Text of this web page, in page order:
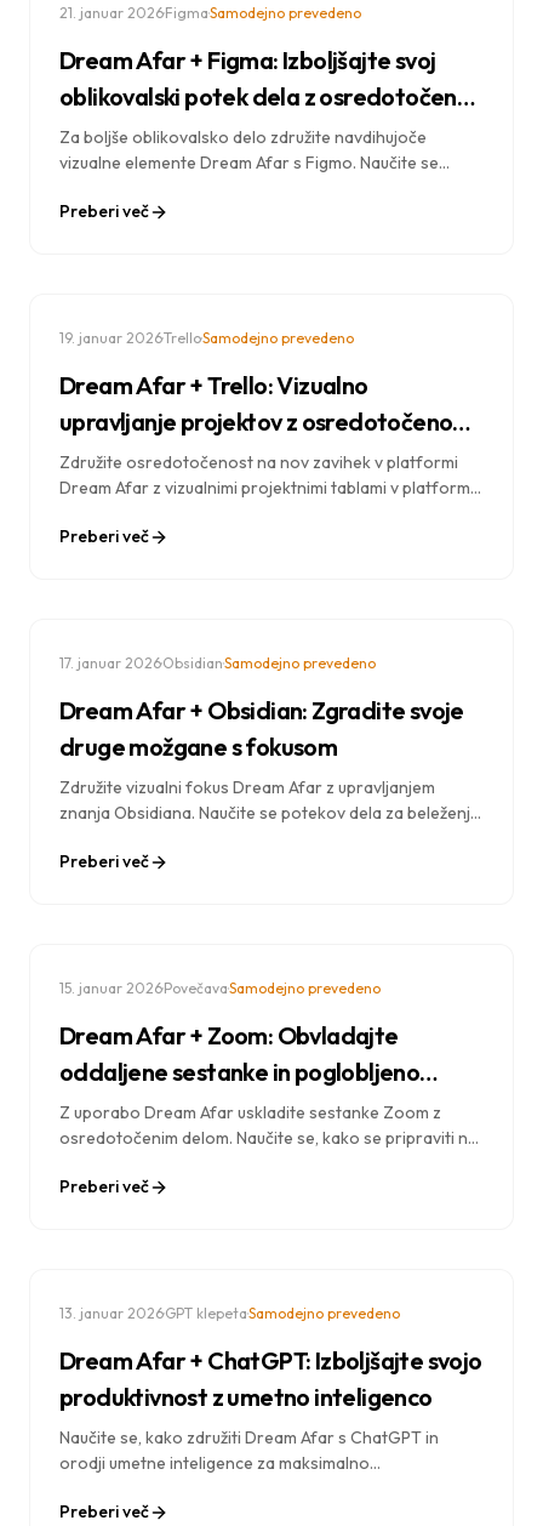
21. januar 2026·Figma·Samodejno prevedeno
Dream Afar + Figma: Izboljšajte svoj
oblikovalski potek dela z osredotočeno
ustvarjalnostjo
Za boljše oblikovalsko delo združite navdihujoče
vizualne elemente Dream Afar s Figmo. Naučite se
oblikovalski navdih in produktivne oblikovalske seje.
Preberi več
19. januar 2026·Trello·Samodejno prevedeno
Dream Afar + Trello: Vizualno
upravljanje projektov z osredotočeno
izvedbo
Združite osredotočenost na nov zavihek v platformi
Dream Afar z vizualnimi projektnimi tablami v platformi
projektov, izvajanje dnevnih nalog in ohranjanje
Preberi več
17. januar 2026·Obsidian·Samodejno prevedeno
Dream Afar + Obsidian: Zgradite svoje
druge možgane s fokusom
Združite vizualni fokus Dream Afar z upravljanjem
znanja Obsidiana. Naučite se potekov dela za beleženje,
ostanite produktivni.
Preberi več
15. januar 2026·Povečava·Samodejno prevedeno
Dream Afar + Zoom: Obvladajte
oddaljene sestanke in poglobljeno
ravnovesje med delom
Z uporabo Dream Afar uskladite sestanke Zoom z
osredotočenim delom. Naučite se, kako se pripraviti na
utrujenosti od video klicev.
Preberi več
13. januar 2026·GPT klepeta·Samodejno prevedeno
Dream Afar + ChatGPT: Izboljšajte svojo
produktivnost z umetno inteligenco
Naučite se, kako združiti Dream Afar s ChatGPT in
orodji umetne inteligence za maksimalno
kodiranje, raziskovanje in ustvarjalno delo s pomočjo
Preberi več